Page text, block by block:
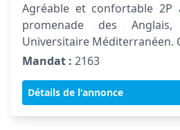
Agréable et confortable
promenade des
Universitaire Méditerranéen.
Mandat : 2163
Détails de l'annonce